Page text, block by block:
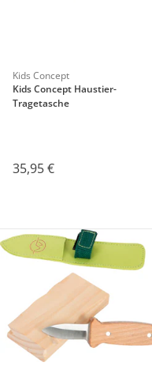
Kids Concept
Kids Concept Haustier-
Tragetasche
35,95 €